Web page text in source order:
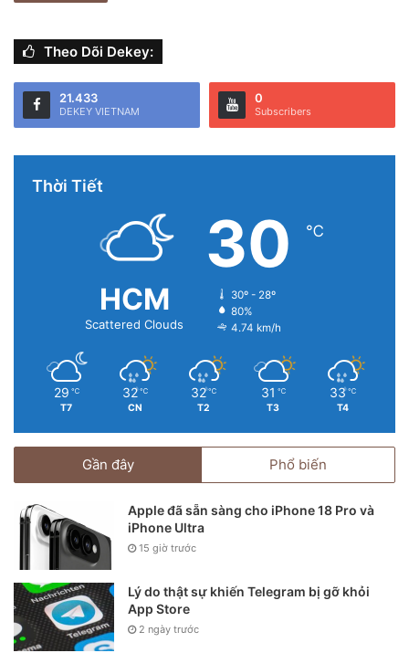
Vị trí thứ 3 thuộc về Saif Hussain đến từ Iraq với bức ảnh
bức chân dung của một người đàn ông lớn tuổi – chụp bằng
Theo Dõi Dekey:
21.433
DEKEY VIETNAM
0
Subscribers
Thời Tiết
HCM
Scattered Clouds
30 ℃
30º - 28º
80%
4.74 km/h
29 ℃
T7
32 ℃
CN
32 ℃
T2
31 ℃
T3
33 ℃
T4
Gần đây Phổ biến
Apple đã sẵn sàng cho iPhone 18 Pro và
iPhone Ultra
15 giờ trước
Lý do thật sự khiến Telegram bị gỡ khỏi
App Store
2 ngày trước